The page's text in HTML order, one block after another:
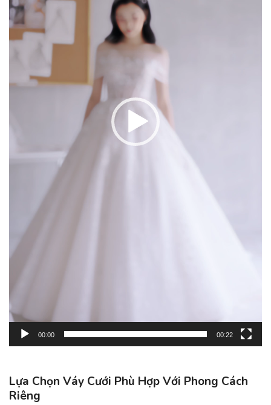
00:00 00:22
Lựa Chọn Váy Cưới Phù Hợp Với Phong Cách
Riêng